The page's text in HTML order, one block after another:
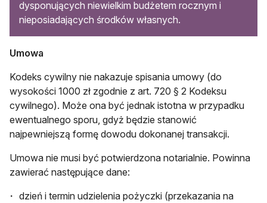
dysponujących niewielkim budżetem rocznym i
nieposiadających środków własnych.
Umowa
Kodeks cywilny nie nakazuje spisania umowy (do
wysokości 1000 zł zgodnie z art. 720 § 2 Kodeksu
cywilnego). Może ona być jednak istotna w przypadku
ewentualnego sporu, gdyż będzie stanowić
najpewniejszą formę dowodu dokonanej transakcji.
Umowa nie musi być potwierdzona notarialnie. Powinna
zawierać następujące dane:
dzień i termin udzielenia pożyczki (przekazania na